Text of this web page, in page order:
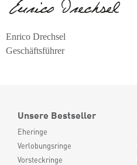
Enrico Drechsel
Geschäftsführer
Unsere Bestseller
Eheringe
Verlobungsringe
Vorsteckringe